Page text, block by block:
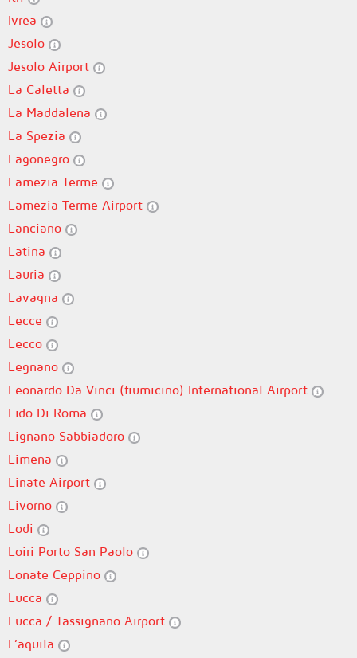
Ivrea
Jesolo
Jesolo Airport
La Caletta
La Maddalena
La Spezia
Lagonegro
Lamezia Terme
Lamezia Terme Airport
Lanciano
Latina
Lauria
Lavagna
Lecce
Lecco
Legnano
Leonardo Da Vinci (fiumicino) International Airport
Lido Di Roma
Lignano Sabbiadoro
Limena
Linate Airport
Livorno
Lodi
Loiri Porto San Paolo
Lonate Ceppino
Lucca
Lucca / Tassignano Airport
L’aquila